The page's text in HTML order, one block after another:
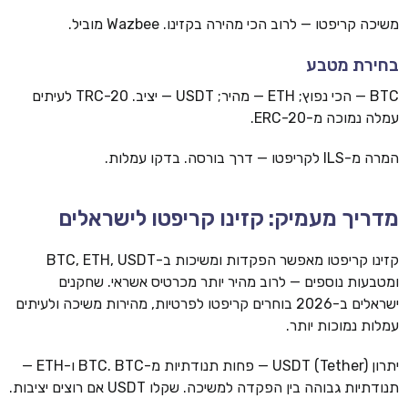
משיכה קריפטו — לרוב הכי מהירה בקזינו. Wazbee מוביל.
בחירת מטבע
BTC — הכי נפוץ; ETH — מהיר; USDT — יציב. TRC-20 לעיתים
עמלה נמוכה מ-ERC-20.
המרה מ-ILS לקריפטו — דרך בורסה. בדקו עמלות.
מדריך מעמיק: קזינו קריפטו לישראלים
קזינו קריפטו מאפשר הפקדות ומשיכות ב-BTC, ETH, USDT
ומטבעות נוספים — לרוב מהיר יותר מכרטיס אשראי. שחקנים
ישראלים ב-2026 בוחרים קריפטו לפרטיות, מהירות משיכה ולעיתים
עמלות נמוכות יותר.
יתרון USDT (Tether) — פחות תנודתיות מ-BTC. BTC ו-ETH —
תנודתיות גבוהה בין הפקדה למשיכה. שקלו USDT אם רוצים יציבות.